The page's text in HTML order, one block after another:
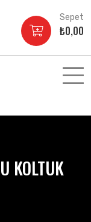
Sepet
₺0,00
KOLTUK